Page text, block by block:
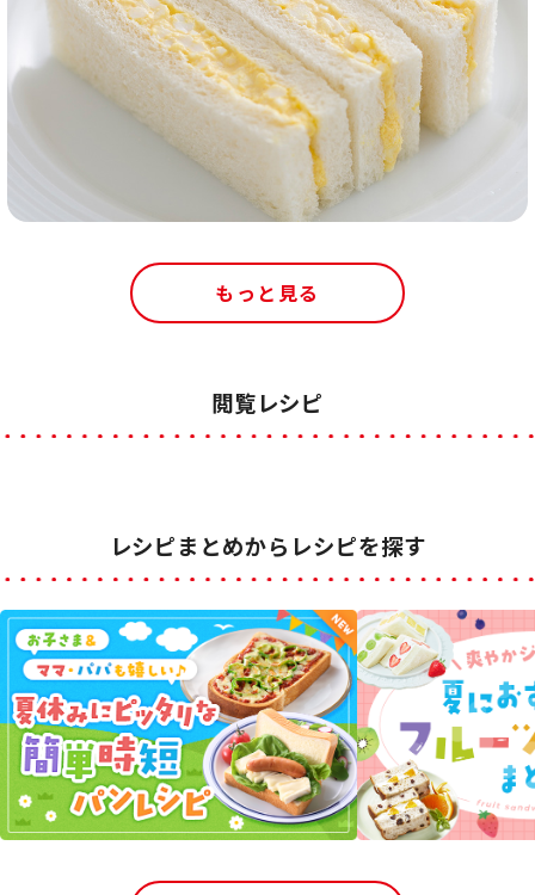
もっと見る
閲覧レシピ
レシピまとめからレシピを探す